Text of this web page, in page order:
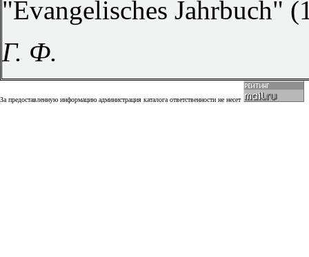
"Evangelisches Jahrbuch"
Г. Ф.
За предоставленную информацию администрация каталога ответственности не несет